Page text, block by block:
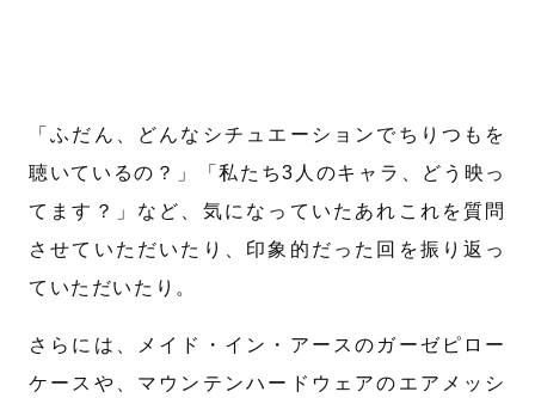
「ふだん、どんなシチュエーションでちりつもを
聴いているの？」「私たち3人のキャラ、どう映っ
てます？」など、気になっていたあれこれを質問
させていただいたり、印象的だった回を振り返っ
ていただいたり。
さらには、メイド・イン・アースのガーゼピロー
ケースや、マウンテンハードウェアのエアメッシ